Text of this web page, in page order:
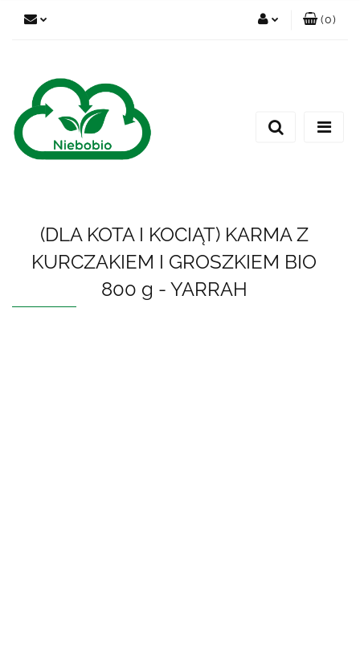
(0)
(DLA KOTA I KOCIĄT) KARMA Z
KURCZAKIEM I GROSZKIEM BIO
800 g - YARRAH